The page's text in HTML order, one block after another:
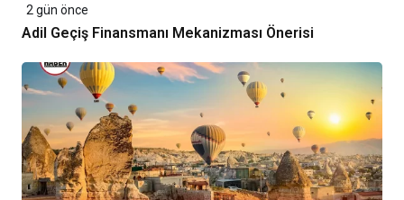
2 gün önce
Adil Geçiş Finansmanı Mekanizması Önerisi